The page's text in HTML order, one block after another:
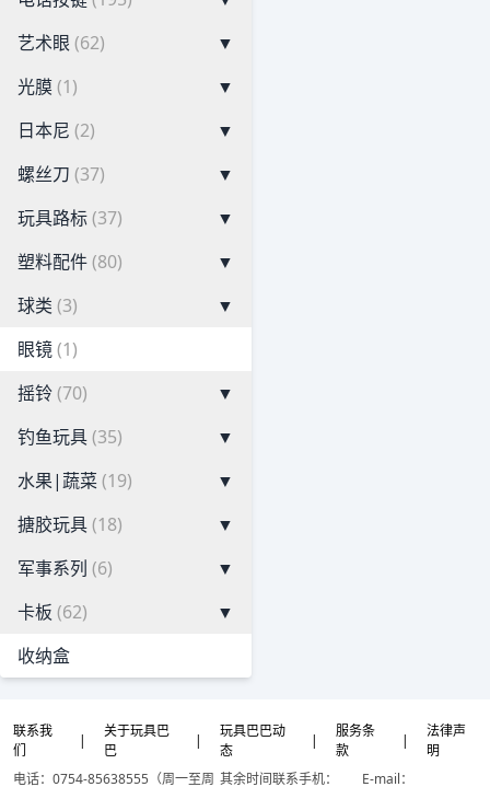
艺术眼 (62)
▼
光膜(1)
▼
日本尼 (2)
▼
螺丝刀 (37)
▼
玩具路标(37)
▼
塑料配件(80)
▼
球类 (3)
▼
眼镜(1)
摇铃(70)
▼
钓鱼玩具(35)
▼
水果|蔬菜(19)
▼
搪胶玩具(18)
▼
军事系列 (6)
▼
卡板 (62)
▼
收纳盒
联系我
们
|
关于玩具巴
巴
|
玩具巴巴动
态
|
服务条
款
|
法律声
明
电话：0754-85638555（周一至周 其余时间联系手机：
E-mail：